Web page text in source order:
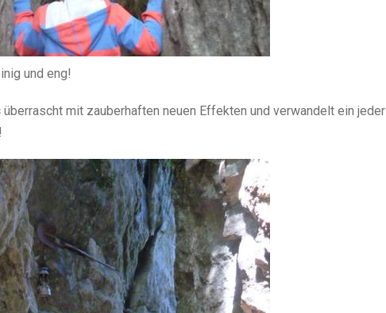
und eng!
überrascht mit zauberhaften neuen Effekten und verwandelt ein jeder